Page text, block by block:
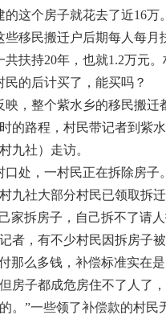
的这个房子就花去了近16万。
些移民搬迁户后期每人每月
共扶持20年，也就1.2万元
民的后计买了，能买吗？
映，整个紫水乡的移民搬迁
的路程，村民带记者到紫
九社）走访。
口处，一村民正在拆除房子
九社大部分村民已领取拆迁
家拆房子，自己拆不了请
者，有不少村民因拆房子被
那么多钱，补偿标准实在
房子都成危房住不了人了
。”一些领了补偿款的村民